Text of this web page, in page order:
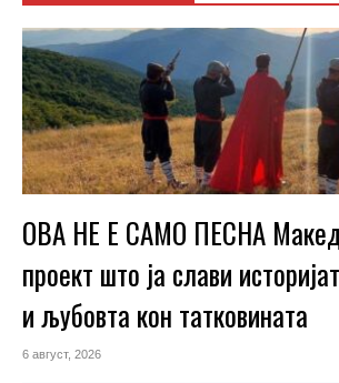
ОВА НЕ Е САМО ПЕСНА
проект што ја слави
и љубовта кон татковината
6 август, 2026